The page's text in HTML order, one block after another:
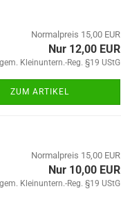
Normalpreis 15,00 EUR
Nur 12,00 EUR
Kleinuntern.-Reg. §19 UStG
ZUM ARTIKEL
Normalpreis 15,00 EUR
Nur 10,00 EUR
Kleinuntern.-Reg. §19 UStG